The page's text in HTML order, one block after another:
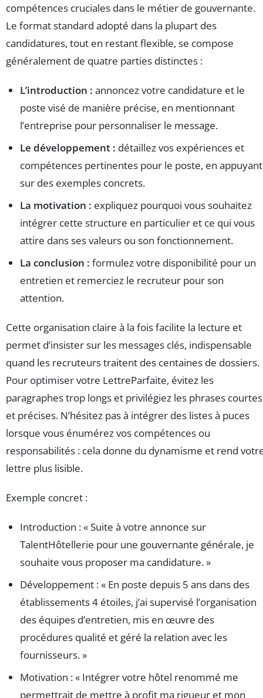
compétences cruciales dans le métier de gouvernante.
Le format standard adopté dans la plupart des
candidatures, tout en restant flexible, se compose
généralement de quatre parties distinctes :
L’introduction : annoncez votre candidature et le
poste visé de manière précise, en mentionnant
l’entreprise pour personnaliser le message.
Le développement : détaillez vos expériences et
compétences pertinentes pour le poste, en appuyant
sur des exemples concrets.
La motivation : expliquez pourquoi vous souhaitez
intégrer cette structure en particulier et ce qui vous
attire dans ses valeurs ou son fonctionnement.
La conclusion : formulez votre disponibilité pour un
entretien et remerciez le recruteur pour son
attention.
Cette organisation claire à la fois facilite la lecture et
permet d’insister sur les messages clés, indispensable
quand les recruteurs traitent des centaines de dossiers.
Pour optimiser votre LettreParfaite, évitez les
paragraphes trop longs et privilégiez les phrases courtes
et précises. N’hésitez pas à intégrer des listes à puces
lorsque vous énumérez vos compétences ou
responsabilités : cela donne du dynamisme et rend
lettre plus lisible.
Exemple concret :
Introduction : « Suite à votre annonce sur
TalentHôtellerie pour une gouvernante générale, je
souhaite vous proposer ma candidature. »
Développement : « En poste depuis 5 ans dans des
établissements 4 étoiles, j’ai supervisé l’organisation
des équipes d’entretien, mis en œuvre des
procédures qualité et géré la relation avec les
fournisseurs. »
Motivation : « Intégrer votre hôtel renommé me
permettrait de mettre à profit ma rigueur et mon